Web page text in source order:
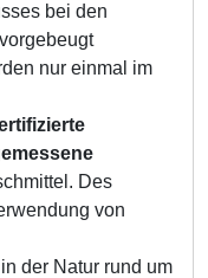
bei den
nur einmal im
Des
von
in der Natur rund um